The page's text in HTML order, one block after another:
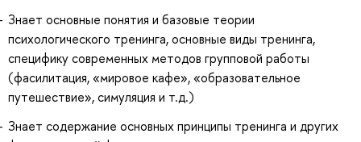
Знает основные понятия и базовые теории
психологического тренинга, основные виды тренинга,
специфику современных методов групповой работы
(фасилитация, «мировое кафе», «образовательное
путешествие», симуляция и т.д.)
Знает содержание основных принципы тренинга и других